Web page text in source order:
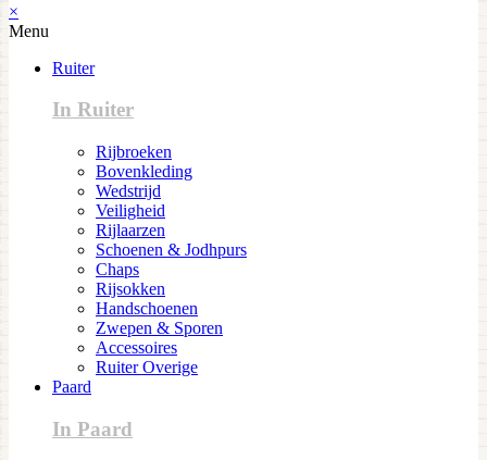
×
Menu
Ruiter
In Ruiter
Rijbroeken
Bovenkleding
Wedstrijd
Veiligheid
Rijlaarzen
Schoenen & Jodhpurs
Chaps
Rijsokken
Handschoenen
Zwepen & Sporen
Accessoires
Ruiter Overige
Paard
In Paard